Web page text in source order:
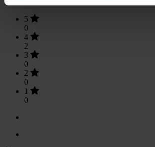
5
0
4
2
3
0
2
0
1
0